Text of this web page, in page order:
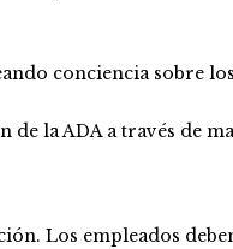
conciencia sobre
la ADA a través de
Los empleados